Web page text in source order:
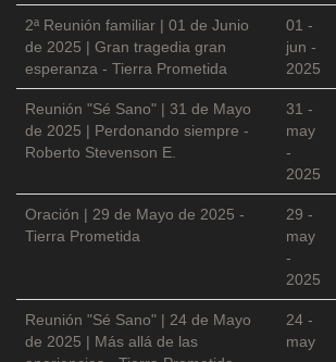
2ª Reunión familiar | 01 de Junio
de 2025 | Gran tragedia gran
esperanza - Tierra Prometida
01 -
jun -
2025
Reunión "Sé Sano" | 31 de Mayo
de 2025 | Perdonando siempre -
Roberto Stevenson E.
31 -
may
-
2025
Oración | 29 de Mayo de 2025 -
Tierra Prometida
29 -
may
-
2025
Reunión "Sé Sano" | 24 de Mayo
de 2025 | Más allá de las
24 -
may